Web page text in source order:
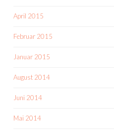
April 2015
Februar 2015
Januar 2015
August 2014
Juni 2014
Mai 2014